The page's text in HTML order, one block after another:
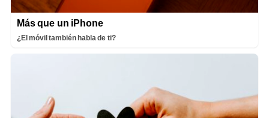
Más que un iPhone
¿El móvil también habla de ti?